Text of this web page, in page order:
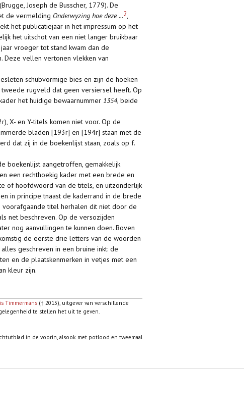
Joseph de Busscher, 1779). De
de vermelding Onderwyzing hoe deze ...2,
het publicatiejaar in het impressum op het
het uitschot van een niet langer bruikbaar
vroeger tot stand kwam dan de
Deze vellen vertonen vlekken van
schubvormige bies en zijn de hoeken
rugveld dat geen versiersel heeft. Op
het huidige bewaarnummer 1354, beide
X- en Y-titels komen niet voor. Op de
bladen [193r] en [194r] staan met de
dat zij in de boekenlijst staan, zoals op f.
boekenlijst aangetroffen, gemakkelijk
een rechthoekig kader met een brede en
of hoofdwoord van de titels, en uitzonderlijk
in principe tnaast de kaderrand in de brede
titel herhalen dit niet door de
net beschreven. Op de versozijden
nog aanvullingen te kunnen doen. Boven
de eerste drie letters van de woorden
geschreven in een bruine inkt: de
en de plaatskenmerken in vetjes met een
kleur zijn.
Timmermans(† 2015), uitgever van verschillende
te stellen het uit te geven.
in de voorin, alsook met potlood en tweemaal